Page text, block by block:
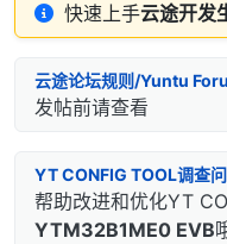
快速上手云途开发
云途论坛规则/Yuntu
发帖前请查看
YT CONFIG TOOL调查
帮助改进和优化YT
YTM32B1ME0 EVB